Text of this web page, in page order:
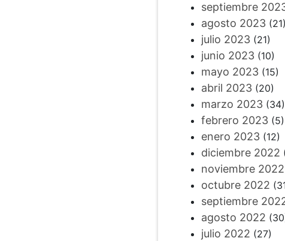
septiembre
agosto 2023(21)
julio 2023(21)
junio 2023(10)
mayo 2023(15)
abril 2023(20)
marzo 2023(34)
febrero 2023(5)
enero 2023(12)
diciembre 2022
noviembre 2022
octubre 2022
septiembre
agosto 2022
julio 2022 (27)